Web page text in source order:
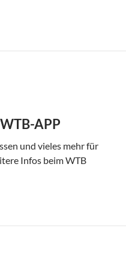
APP
und vieles mehr für
Infos beim WTB